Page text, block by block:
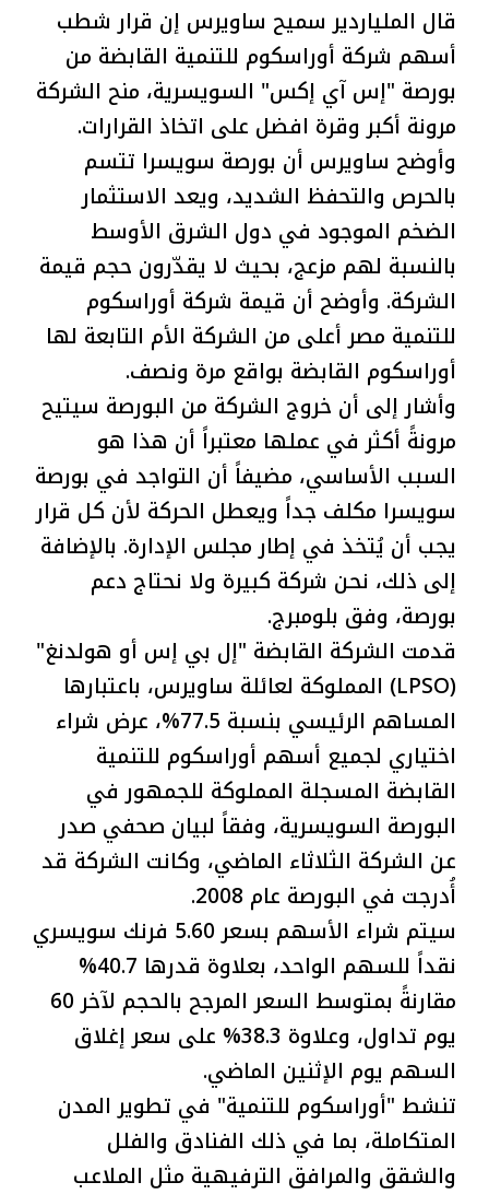
قال الملياردير سميح ساويرس إن قرار شطب
أسهم شركة أوراسكوم للتنمية القابضة من
بورصة "إس آي إكس" السويسرية، منح الشركة
مرونة أكبر وقرة افضل على اتخاذ القرارات.
وأوضح ساويرس أن بورصة سويسرا تتسم
بالحرص والتحفظ الشديد، ويعد الاستثمار
الضخم الموجود في دول الشرق الأوسط
بالنسبة لهم مزعج، بحيث لا يقدّرون حجم قيمة
الشركة. وأوضح أن قيمة شركة أوراسكوم
للتنمية مصر أعلى من الشركة الأم التابعة لها
أوراسكوم القابضة بواقع مرة ونصف.
وأشار إلى أن خروج الشركة من البورصة سيتيح
مرونةً أكثر في عملها معتبراً أن هذا هو
السبب الأساسي، مضيفاً أن التواجد في بورصة
سويسرا مكلف جداً ويعطل الحركة لأن كل قرار
يجب أن يُتخذ في إطار مجلس الإدارة. بالإضافة
إلى ذلك، نحن شركة كبيرة ولا نحتاج دعم
بورصة، وفق بلومبرج.
قدمت الشركة القابضة "إل بي إس أو هولدنغ"
(LPSO) المملوكة لعائلة ساويرس، باعتبارها
المساهم الرئيسي بنسبة 77.5%، عرض شراء
اختياري لجميع أسهم أوراسكوم للتنمية
القابضة المسجلة المملوكة للجمهور في
البورصة السويسرية، وفقاً لبيان صحفي صدر
عن الشركة الثلاثاء الماضي، وكانت الشركة قد
أُدرجت في البورصة عام 2008.
سيتم شراء الأسهم بسعر 5.60 فرنك سويسري
نقداً للسهم الواحد، بعلاوة قدرها 40.7%
مقارنةً بمتوسط السعر المرجح بالحجم لآخر 60
يوم تداول، وعلاوة 38.3% على سعر إغلاق
السهم يوم الإثنين الماضي.
تنشط "أوراسكوم للتنمية" في تطوير المدن
المتكاملة، بما في ذلك الفنادق والفلل
والشقق والمرافق الترفيهية مثل الملاعب